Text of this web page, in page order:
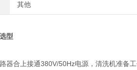
其他
型
器合上接通380V/50Hz电源，清洗机准备